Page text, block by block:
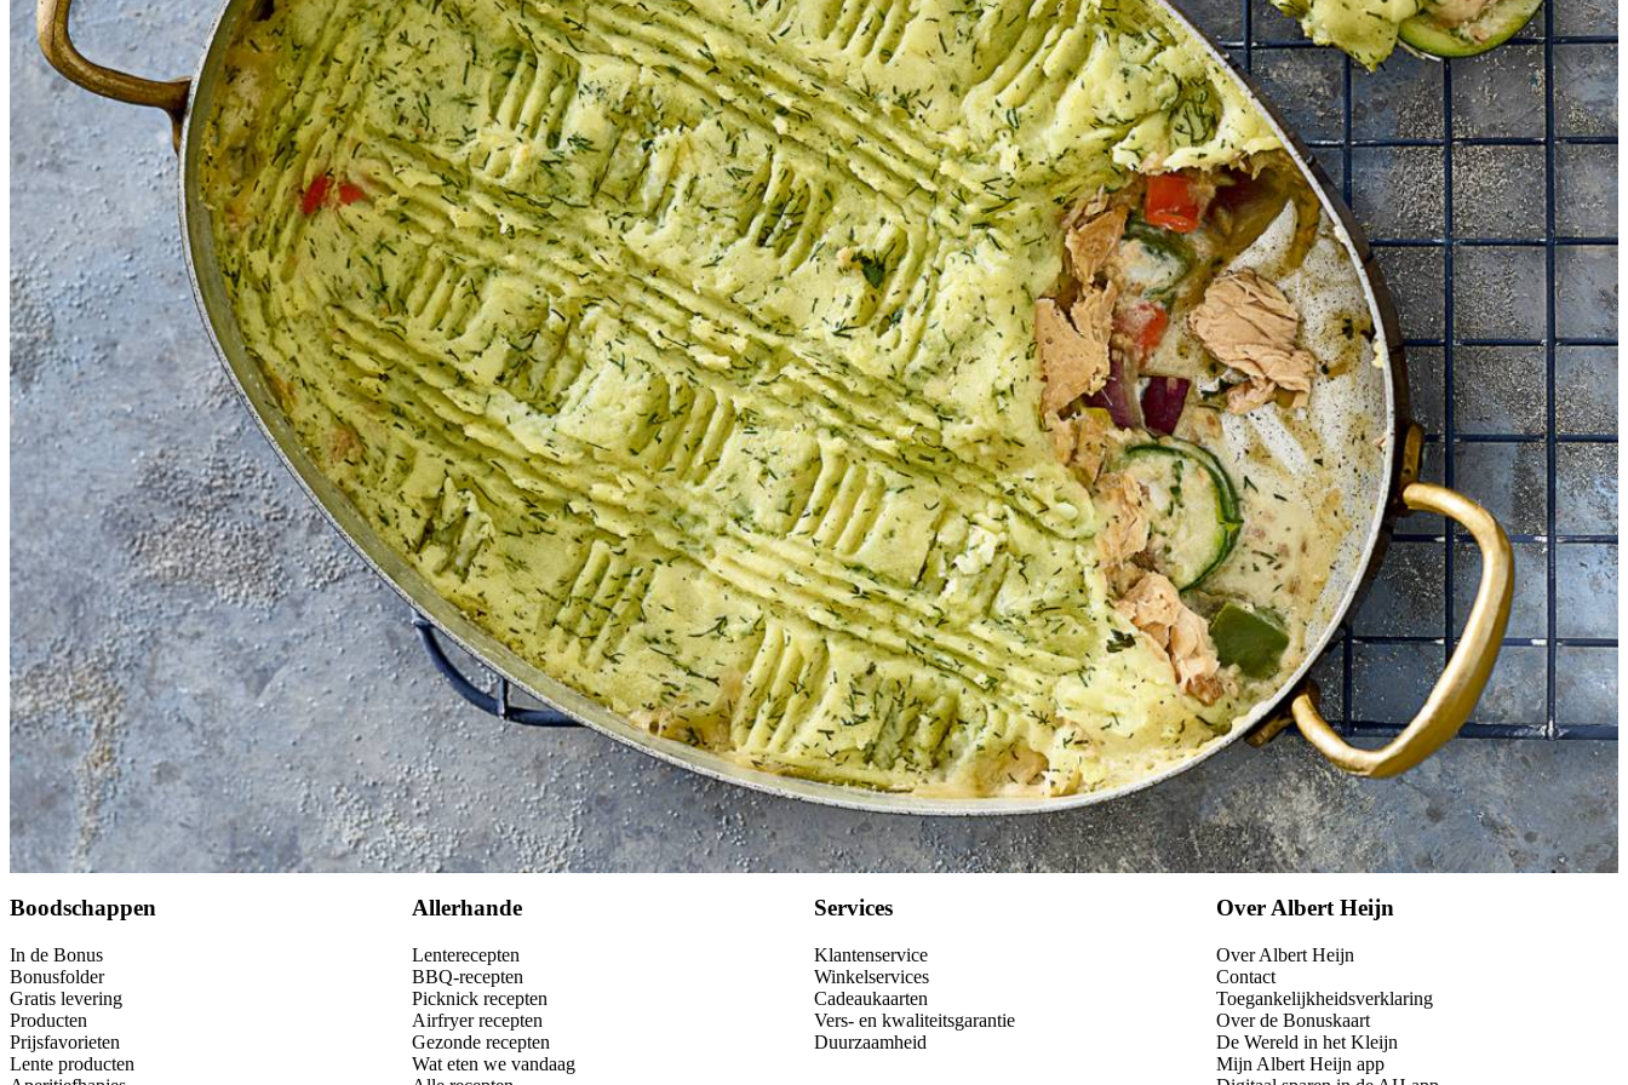
250 mlkookroom light
418 roze zalm in blik
gverse dille
800 gaardappelpuree met boter
Kies producten
Dit heb je nodig
Wat vond je van dit recept?
Boodschappen
In de Bonus
Bonusfolder
Gratis levering
Producten
Prijsfavorieten
Lente producten
Allerhande
Lenterecepten
BBQ-recepten
Picknick recepten
Airfryer recepten
Gezonde recepten
Wat eten we vandaag
Services
Klantenservice
Winkelservices
Cadeaukaarten
Vers- en kwaliteitsgarantie
Duurzaamheid
Over Albert Heijn
Over Albert Heijn
Contact
Toegankelijkheidsverklaring
Over de Bonuskaart
De Wereld in het Kleijn
Mijn Albert Heijn app